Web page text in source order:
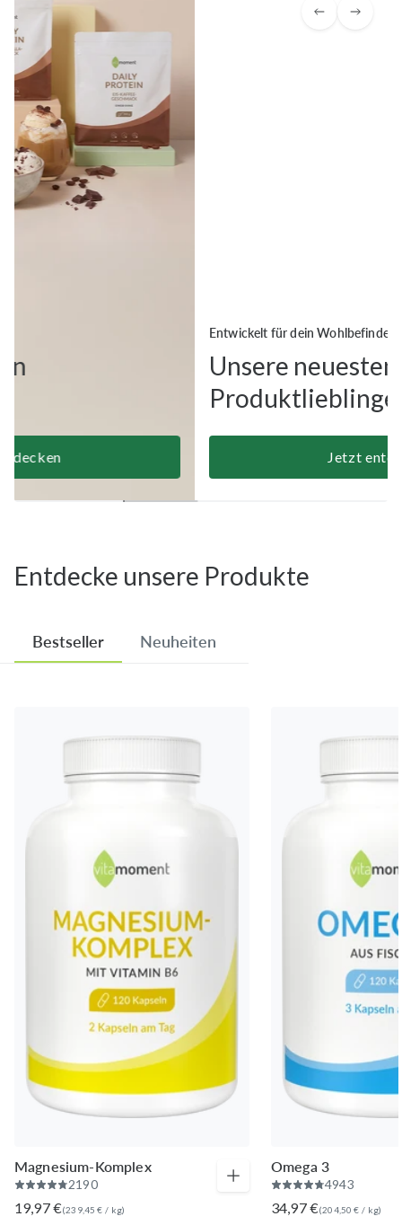
Entwickelt für dein Wohlbefinden
Unsere neuesten
Produktlieblinge
Entdecke unsere Produkte
Bestseller Neuheiten
Magnesium-Komplex
2190
19,97 €(239,45 € / kg)
Omega 3
4943
34,97 €(204,50 € / kg)